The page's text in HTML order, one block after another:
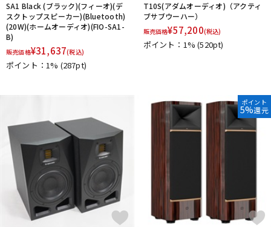
SA1 Black (ブラック)(フィーオ)(デ
スクトップスピーカー)(Bluetooth)
(20W)(ホームオーディオ)(FIO-SA1-
B)
販売価格¥31,637(税込)
ポイント：1% (287pt)
T10S(アダムオーディオ)（アクティ
ブサブウーハー）
販売価格¥57,200(税込)
ポイント：1%(520pt)
ポイント
5%還元